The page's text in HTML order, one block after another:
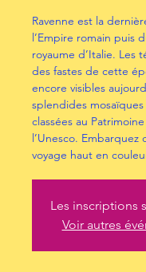
Ravenne est la
l’Empire romain puis
royaume d’Italie. Les
des fastes de cette
encore visibles
splendides mosaïques
classées au
l’Unesco. Embarquez
voyage haut en
Les inscriptions
Voir autres